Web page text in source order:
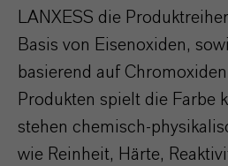
LANXESS die
Basis von Eisenoxiden,
basierend auf
Produkten spielt die Farbe
stehen chemisch-
wie Reinheit, Härte,